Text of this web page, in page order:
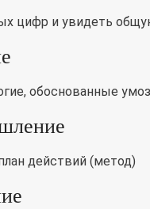
цифр и увидеть
обоснованные
действий (метод)